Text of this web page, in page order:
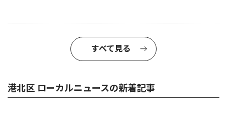
すべて見る
港北区 ローカルニュースの新着記事